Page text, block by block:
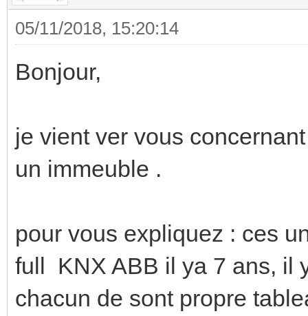
05/11/2018, 15:20:14
Bonjour,
je vient ver vous
un immeuble .
pour vous expliquez : ces
full KNX ABB il ya 7 ans, il
chacun de sont propre